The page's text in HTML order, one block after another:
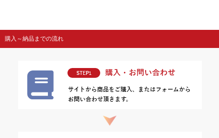
購入～納品までの流れ